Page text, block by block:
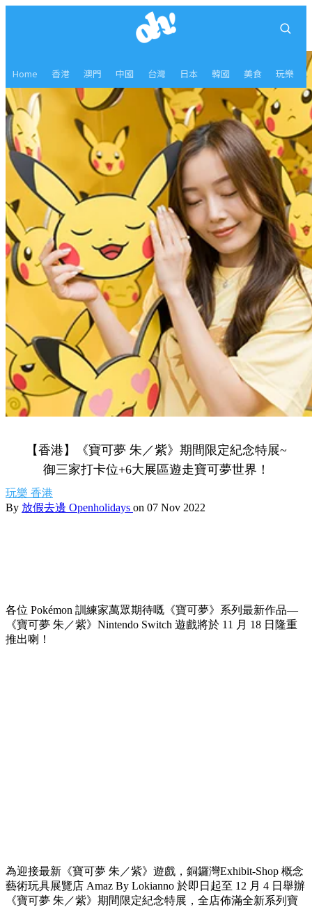
Home 香港 澳門 中國 台灣 日本 韓國 美食 玩樂
【香港】《寶可夢 朱／紫》期間限定紀念特展~
御三家打卡位+6大展區遊走寶可夢世界！
玩樂 香港
By 放假去邊 Openholidays on 07 Nov 2022
各位 Pokémon 訓練家萬眾期待嘅《寶可夢》系列最新作品—
《寶可夢 朱／紫》Nintendo Switch 遊戲將於 11 月 18 日隆重
推出喇！
為迎接最新《寶可夢 朱／紫》遊戲，銅鑼灣Exhibit-Shop 概念
藝術玩具展覽店 Amaz By Lokianno 於即日起至 12 月 4 日舉辦
《寶可夢 朱／紫》期間限定紀念特展，全店佈滿全新系列寶